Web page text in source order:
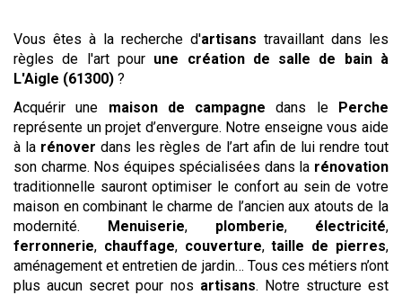
Vous êtes à la recherche d'artisans travaillant dans les
règles de l'art pour une création de salle de bain à
L'Aigle (61300) ?
Acquérir une maison de campagne dans le Perche
représente un projet d’envergure. Notre enseigne vous aide
à la rénover dans les règles de l’art afin de lui rendre tout
son charme. Nos équipes spécialisées dans la rénovation
traditionnelle sauront optimiser le confort au sein de votre
maison en combinant le charme de l’ancien aux atouts de la
modernité. Menuiserie, plomberie, électricité,
ferronnerie, chauffage, couverture,taille de pierres,
aménagement et entretien de jardin… Tous ces métiers n’ont
plus aucun secret pour nos artisans. Notre structure est